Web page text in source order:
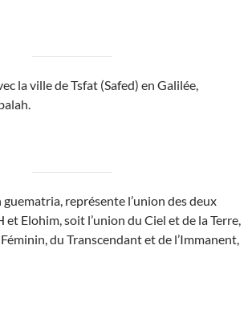
la ville de Tsfat (Safed) en Galilée,
guematria, représente l’union des deux
Elohim, soit l’union du Ciel et de la Terre,
du Transcendant et de l’Immanent,